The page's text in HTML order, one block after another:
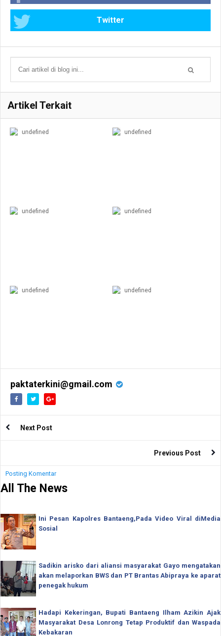
Twitter
Artikel Terkait
undefined undefined
undefined undefined
undefined undefined
paktaterkini@gmail.com
Next Post
Previous Post
Posting Komentar
All The News
Ini Pesan Kapolres Bantaeng,Pada Video Viral diMedia
Sosial
Sadikin arisko dari aliansi masyarakat Gayo mengatakan
akan melaporkan BWS dan PT Brantas Abipraya ke aparat
penegak hukum
Hadapi Kekeringan, Bupati Bantaeng Ilham Azikin Ajak
Masyarakat Desa Lonrong Tetap Produktif dan Waspada
Kebakaran